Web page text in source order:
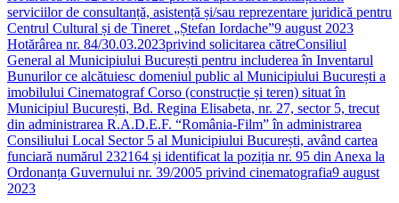
serviciilor de consultanță, asistență și/sau reprezentare juridică pentru
Centrul Cultural și de Tineret „Ștefan Iordache”9 august 2023
Hotărârea nr. 84/30.03.2023privind solicitarea cătreConsiliul
General al Municipiului București pentru includerea în Inventarul
Bunurilor ce alcătuiesc domeniul public al Municipiului București a
imobilului Cinematograf Corso (construcție și teren) situat în
Municipiul București, Bd. Regina Elisabeta, nr. 27, sector 5, trecut
din administrarea R.A.D.E.F. “România-Film” în administrarea
Consiliului Local Sector 5 al Municipiului București, având cartea
funciară numărul 232164 și identificat la poziția nr. 95 din Anexa la
Ordonanța Guvernului nr. 39/2005 privind cinematografia9 august
2023